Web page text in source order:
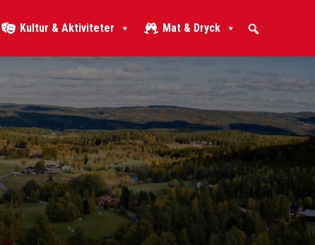
Kultur & Aktiviteter Mat & Dryck